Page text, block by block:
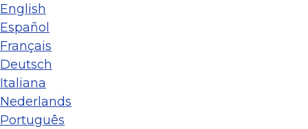
English
Español
Français
Deutsch
Italiana
Nederlands
Português